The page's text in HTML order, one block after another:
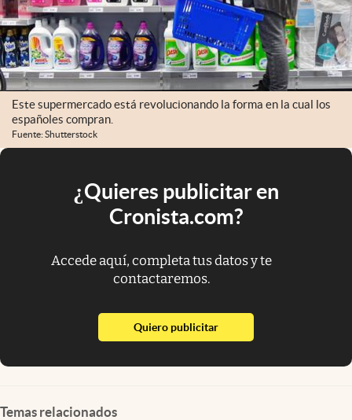
Este supermercado está revolucionando la forma en la cual los
españoles compran.
Fuente: Shutterstock
¿Quieres publicitar en
Cronista.com?
Accede aquí, completa tus datos y te
contactaremos.
Quiero publicitarabre en nueva pestaña
Temas relacionados